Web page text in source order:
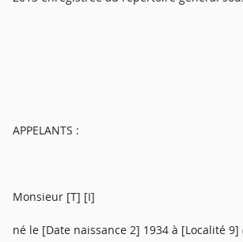
APPELANTS :
Monsieur [T] [I]
né le [Date naissance 2] 1934 à [Localité 9]